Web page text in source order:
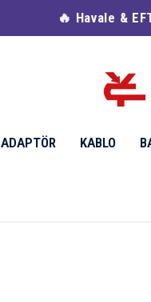
🔥 Havale &
ADAPTÖR KABLO